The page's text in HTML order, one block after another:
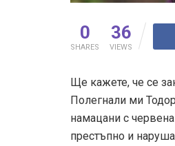
0
SHARES
36
VIEWS
Ще кажете, че се
Полегнали ми
намацани с
престъпно и